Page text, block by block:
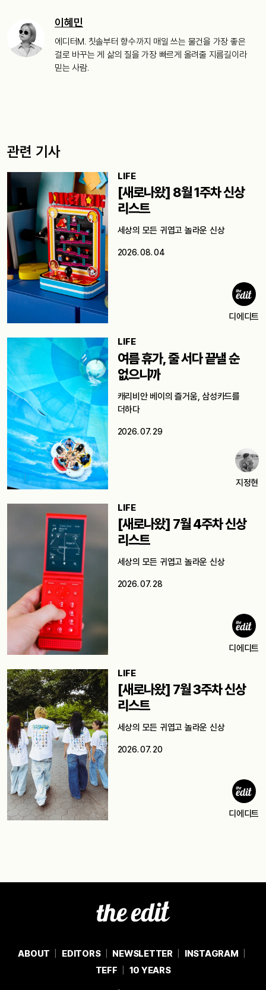
이혜민
에디터M. 칫솔부터 향수까지 매일 쓰는 물건을 가장 좋은
걸로 바꾸는 게 삶의 질을 가장 빠르게 올려줄 지름길이라
믿는 사람.
관련 기사
LIFE
[새로나왔] 8월 1주차 신상
리스트
세상의 모든 귀엽고 놀라운 신상
2026. 08. 04
디에디트
LIFE
여름 휴가, 줄 서다 끝낼 순
없으니까
캐리비안 베이의 즐거움, 삼성카드를
더하다
2026. 07. 29
지정현
LIFE
[새로나왔] 7월 4주차 신상
리스트
세상의 모든 귀엽고 놀라운 신상
2026. 07. 28
디에디트
LIFE
[새로나왔] 7월 3주차 신상
리스트
세상의 모든 귀엽고 놀라운 신상
2026. 07. 20
디에디트
ABOUT EDITORS NEWSLETTER
INSTAGRAM
TEFF
10 YEARS